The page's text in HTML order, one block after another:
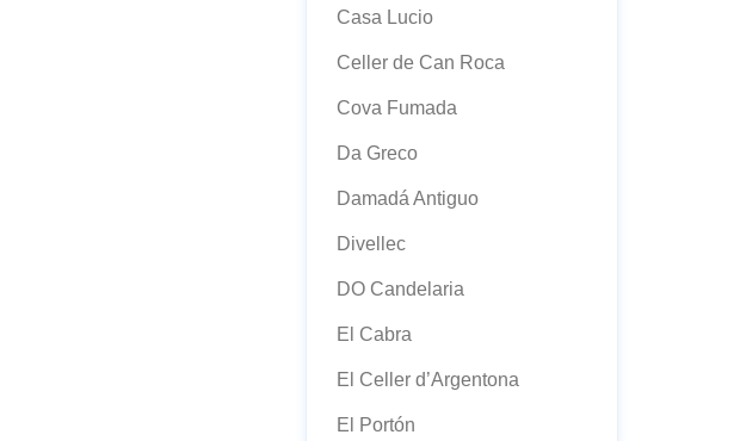
Casa Lucio
Celler de Can Roca
Cova Fumada
Da Greco
Damadá Antiguo
Divellec
DO Candelaria
El Cabra
El Celler d’Argentona
El Portón